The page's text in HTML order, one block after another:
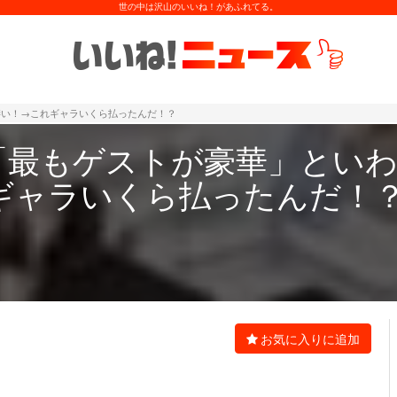
世の中は沢山のいいね！があふれてる。
！→これギャラいくら払ったんだ！？
もゲストが豪華」とい
ラいくら払ったんだ！
お気に入りに追加